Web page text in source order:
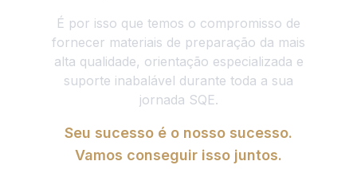
É por isso que temos o compromisso de
fornecer materiais de preparação da mais
alta qualidade, orientação especializada e
suporte inabalável durante toda a sua
jornada SQE.
Seu sucesso é o nosso sucesso.
Vamos conseguir isso juntos.